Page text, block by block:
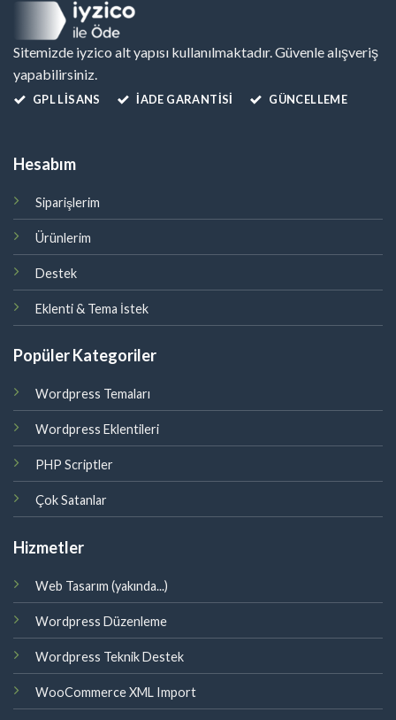
Sitemizde iyzico alt yapısı kullanılmaktadır. Güvenle alışveriş
yapabilirsiniz.
GPL LISANS İADE GARANTİSİ GÜNCELLEME
Hesabım
Siparişlerim
Ürünlerim
Destek
Eklenti & Tema İstek
Popüler Kategoriler
Wordpress Temaları
Wordpress Eklentileri
PHP Scriptler
Çok Satanlar
Hizmetler
Web Tasarım (yakında...)
Wordpress Düzenleme
Wordpress Teknik Destek
WooCommerce XML Import